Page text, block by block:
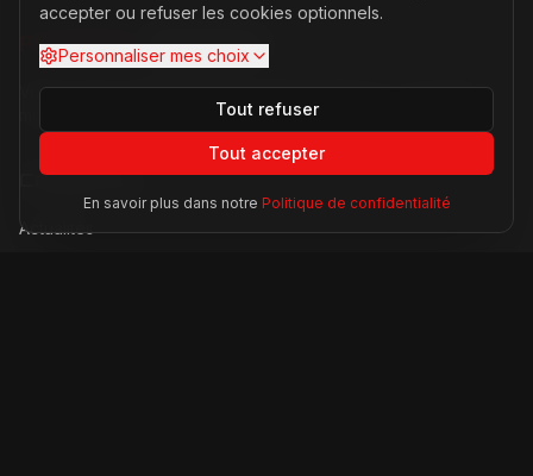
FERRARI PASSION
Votre source d'actualités sur l'univers Ferrari. F1, nouveaux
modèles, histoire légendaire.
Catégories
Actualités
accepter ou refuser les cookies optionnels.
Personnaliser mes choix
Tout refuser
Tout accepter
En savoir plus dans notre Politique de confidentialité